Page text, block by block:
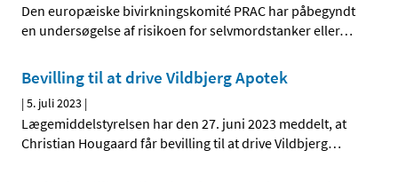
Den europæiske bivirkningskomité PRAC har påbegyndt
en undersøgelse af risikoen for selvmordstanker eller…
Bevilling til at drive Vildbjerg Apotek
|5. juli 2023 |
Lægemiddelstyrelsen har den 27. juni 2023 meddelt, at
Christian Hougaard får bevilling til at drive Vildbjerg…